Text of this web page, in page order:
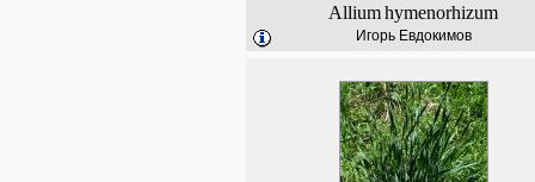
Alliumhymenorhizum
Игорь Евдокимов